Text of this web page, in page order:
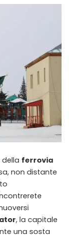
ferrovia
non distante
, la capitale
una sosta